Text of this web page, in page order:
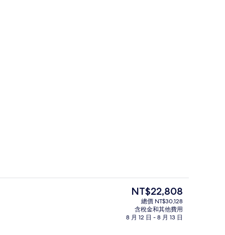
4 間餐廳；供應早餐、午餐和晚餐
目
的
價
NT$22,808
總價 NT$30,128
含稅金和其他費用
8 月 12 日 - 8 月 13 日